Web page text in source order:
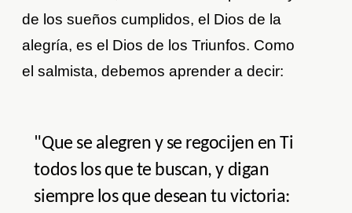
de los sueños cumplidos, el Dios de la
alegría, es el Dios de los Triunfos. Como
el salmista, debemos aprender a decir:
"Que se alegren y se regocijen en Ti
todos los que te buscan, y digan
siempre los que desean tu victoria: